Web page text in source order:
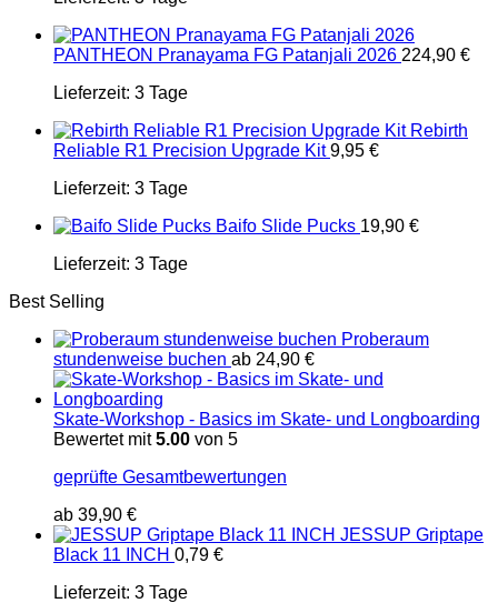
PANTHEON Pranayama FG Patanjali 2026 224,90 €
Lieferzeit: 3 Tage
Rebirth
Reliable R1 Precision Upgrade Kit 9,95 €
Lieferzeit: 3 Tage
Baifo Slide Pucks 19,90 €
Lieferzeit: 3 Tage
Best Selling
Proberaum
stundenweise buchen ab 24,90 €
Skate-Workshop - Basics im Skate- und Longboarding
Bewertet mit5.00 von 5
geprüfte Gesamtbewertungen
ab 39,90 €
JESSUP Griptape
Black 11 INCH 0,79 €
Lieferzeit: 3 Tage